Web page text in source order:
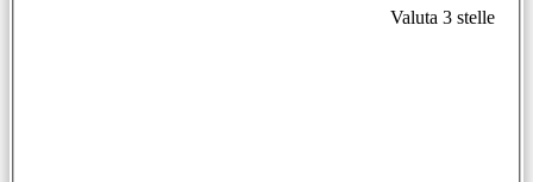
Valuta 3 stelle